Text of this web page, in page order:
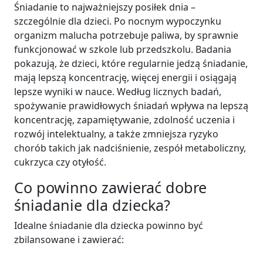
Śniadanie to najważniejszy posiłek dnia –
szczególnie dla dzieci. Po nocnym wypoczynku
organizm malucha potrzebuje paliwa, by sprawnie
funkcjonować w szkole lub przedszkolu. Badania
pokazują, że dzieci, które regularnie jedzą śniadanie,
mają lepszą koncentrację, więcej energii i osiągają
lepsze wyniki w nauce. Według licznych badań,
spożywanie prawidłowych śniadań wpływa na lepszą
koncentrację, zapamiętywanie, zdolność uczenia i
rozwój intelektualny, a także zmniejsza ryzyko
chorób takich jak nadciśnienie, zespół metaboliczny,
cukrzyca czy otyłość.
Co powinno zawierać dobre
śniadanie dla dziecka?
Idealne śniadanie dla dziecka powinno być
zbilansowane i zawierać: